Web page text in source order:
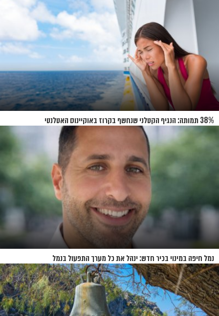
38% תמותה: הנגיף הקטלני שנחשף בקרוז באוקיינוס האטלנטי
נמל חיפה במינוי בכיר חדש: ינהל את כל מערך התפעול בנמל